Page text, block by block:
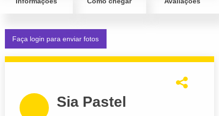
Faça login para enviar fotos
Sia Pastel